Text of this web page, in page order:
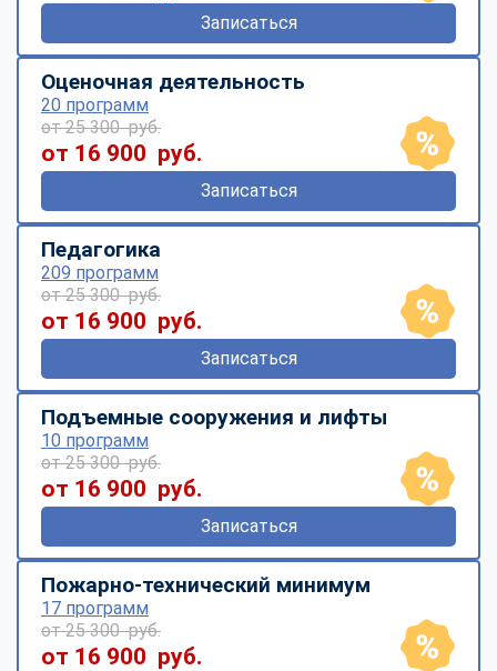
Записаться
Оценочная деятельность
20 программ
от 25 300 руб.
от 16 900 руб.
Записаться
Педагогика
209 программ
от 25 300 руб.
от 16 900 руб.
Записаться
Подъемные сооружения и лифты
10 программ
от 25 300 руб.
от 16 900 руб.
Записаться
Пожарно-технический минимум
17 программ
от 25 300 руб.
от 16 900 руб.